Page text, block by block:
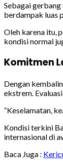
Sebagai
berdampak luas
Oleh karena itu,
kondisi normal
Komitmen
Dengan
ekstrem.
“Keselamatan,
Kondisi terkini
internasional di
Baca Juga :